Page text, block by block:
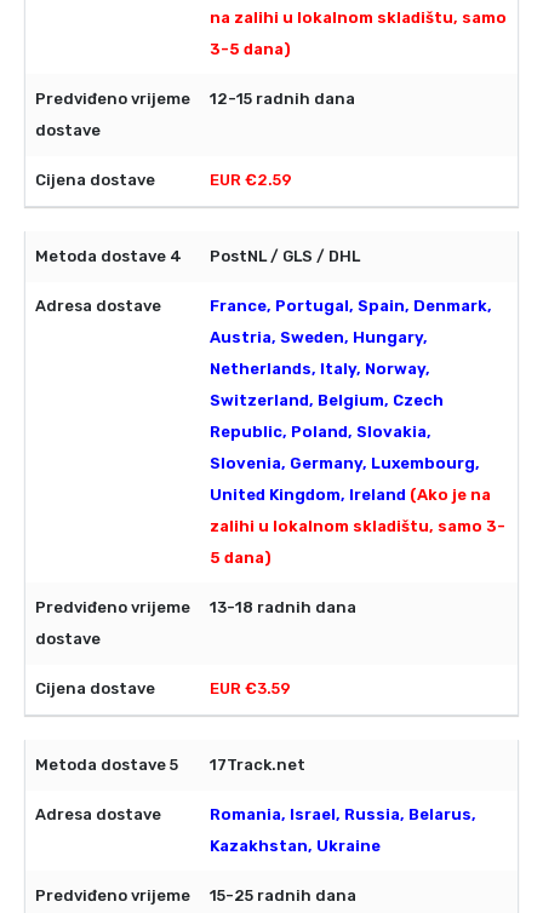
na zalihi u lokalnom skladištu, samo
3-5 dana)
12-15 radnih dana
EUR €2.59
PostNL / GLS / DHL
France, Portugal, Spain, Denmark,
Austria, Sweden, Hungary,
Netherlands, Italy, Norway,
Switzerland, Belgium, Czech
Republic, Poland, Slovakia,
Slovenia, Germany, Luxembourg,
United Kingdom, Ireland (Ako je na
zalihi u lokalnom skladištu, samo 3-
5 dana)
13-18 radnih dana
EUR €3.59
17Track.net
Romania, Israel, Russia, Belarus,
Kazakhstan, Ukraine
15-25 radnih dana